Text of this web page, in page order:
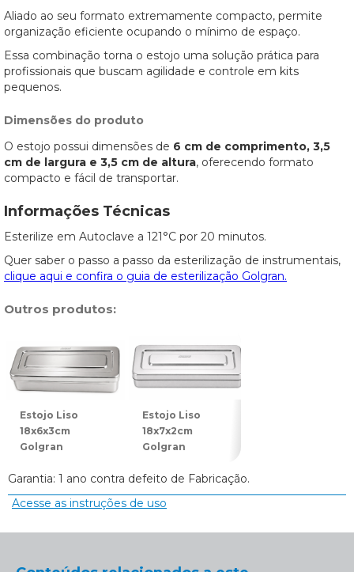
Aliado ao seu formato extremamente compacto, permite
organização eficiente ocupando o mínimo de espaço.
Essa combinação torna o estojo uma solução prática para
profissionais que buscam agilidade e controle em kits
pequenos.
Dimensões do produto
O estojo possui dimensões de 6 cm de comprimento, 3,5
cm de largura e 3,5 cm de altura, oferecendo formato
compacto e fácil de transportar.
Informações Técnicas
Esterilize em Autoclave a 121°C por 20 minutos.
Quer saber o passo a passo da esterilização de instrumentais,
clique aqui e confira o guia de esterilização Golgran.
Outros produtos:
Estojo Liso
18x6x3cm
Golgran
Estojo Liso
18x7x2cm
Golgran
Garantia: 1 ano contra defeito de Fabricação.
Acesse as instruções de uso